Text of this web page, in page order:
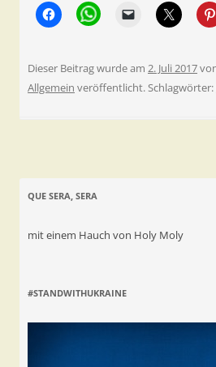
Dieser Beitrag wurde am 2. Juli 2017
Allgemein veröffentlicht. Schlagwörter:
QUE SERA, SERA
mit einem Hauch von Holy Moly
#STANDWITHUKRAINE